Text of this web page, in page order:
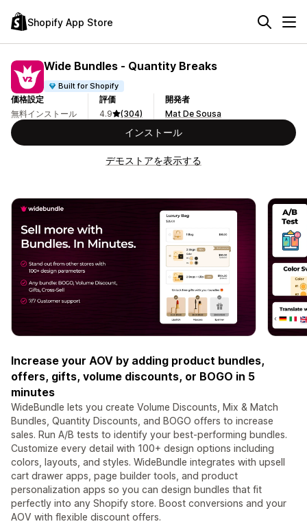
Shopify App Store
Wide Bundles ‑ Quantity Breaks
Built for Shopify
価格設定
無料インストール
評価
4.9
(304)
開発者
Mat De Sousa
インストール
デモストアを表示する
Increase your AOV by adding product bundles,
offers, gifts, volume discounts, or BOGO in 5
minutes
WideBundle lets you create Volume Discounts, Mix & Match
Bundles, Quantity Discounts, and BOGO offers to increase
sales. Run A/B tests to identify your best-performing bundles.
Customize every detail with 100+ design options including
colors, layouts, and styles. WideBundle integrates with upsell
cart drawer apps, page builder tools, and product
personalization apps so you can design bundles that fit
perfectly into any Shopify store. Boost conversions and your
AOV with flexible discount offers.